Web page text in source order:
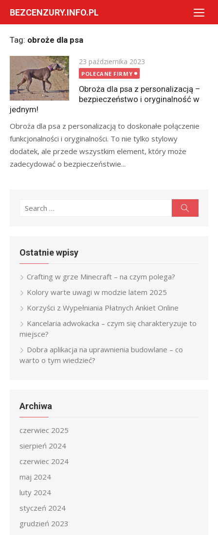
BEZCENZURY.INFO.PL
Tag: obroże dla psa
Posted
on
23 października 2023
POLECANE FIRMY
Obroża dla psa z personalizacją –
bezpieczeństwo i oryginalność w
jednym!
Obroża dla psa z personalizacją to doskonałe połączenie
funkcjonalności i oryginalności. To nie tylko stylowy
dodatek, ale przede wszystkim element, który może
zadecydować o bezpieczeństwie...
Search
Ostatnie wpisy
Crafting w grze Minecraft – na czym polega?
Kolory warte uwagi w modzie latem 2025
Korzyści z Wypełniania Płatnych Ankiet Online
Kancelaria adwokacka – czym się charakteryzuje to
miejsce?
Dobra aplikacja na uprawnienia budowlane – co
warto o tym wiedzieć?
Archiwa
czerwiec 2025
sierpień 2024
czerwiec 2024
maj 2024
luty 2024
styczeń 2024
grudzień 2023